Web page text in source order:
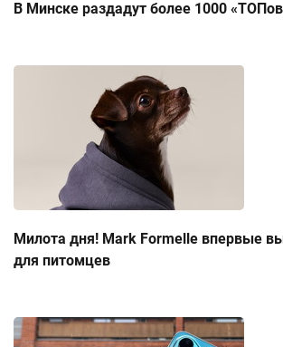
В Минске раздадут более 1000
Милота дня! Mark Formelle впервые
для питомцев